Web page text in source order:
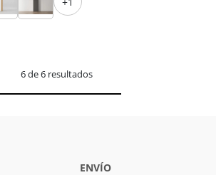
6 de 6 resultados
ENVÍO